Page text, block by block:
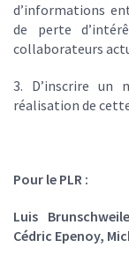
d’informations
de perte
collaborateurs
3. D’inscrire un
réalisation de
Pour le PLR :
Luis
Cédric Epenoy,